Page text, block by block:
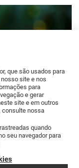
que são usados para
site e nos
para
e gerar
site e em outros
consulte nossa
quando
seu navegador para